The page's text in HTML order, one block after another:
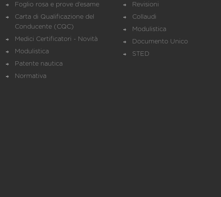
Foglio rosa e prove d’esame
Carta di Qualificazione del
Conducente (CQC)
Medici Certificatori - Novità
Modulistica
Patente nautica
Normativa
Revisioni
Collaudi
Modulistica
Documento Unico
STED